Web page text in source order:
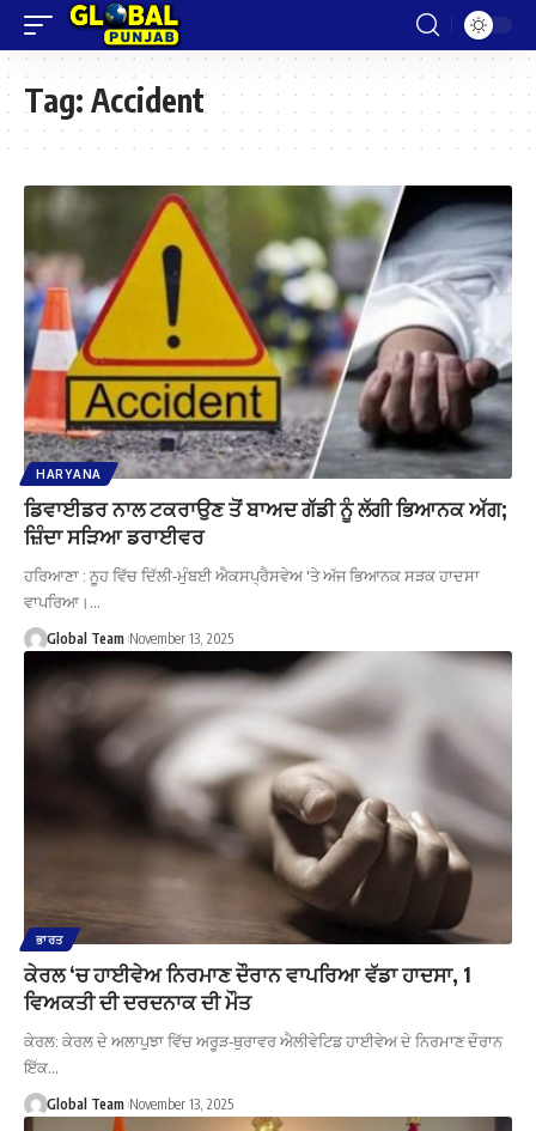
Tag: Accident
HARYANA
ਡਿਵਾਈਡਰ ਨਾਲ ਟਕਰਾਉਣ ਤੋਂ ਬਾਅਦ ਗੱਡੀ ਨੂੰ ਲੱਗੀ ਭਿਆਨਕ ਅੱਗ;
ਜ਼ਿੰਦਾ ਸੜਿਆ ਡਰਾਈਵਰ
ਹਰਿਆਣਾ : ਨੂਹ ਵਿੱਚ ਦਿੱਲੀ-ਮੁੰਬਈ ਐਕਸਪ੍ਰੈਸਵੇਅ 'ਤੇ ਅੱਜ ਭਿਆਨਕ ਸੜਕ ਹਾਦਸਾ
ਵਾਪਰਿਆ।…
Global Team November 13, 2025
ਭਾਰਤ
ਕੇਰਲ ‘ਚ ਹਾਈਵੇਅ ਨਿਰਮਾਣ ਦੌਰਾਨ ਵਾਪਰਿਆ ਵੱਡਾ ਹਾਦਸਾ, 1
ਵਿਅਕਤੀ ਦੀ ਦਰਦਨਾਕ ਦੀ ਮੌਤ
ਕੇਰਲ: ਕੇਰਲ ਦੇ ਅਲਾਪੁਝਾ ਵਿੱਚ ਅਰੂੜ-ਥੁਰਾਵਰ ਐਲੀਵੇਟਿਡ ਹਾਈਵੇਅ ਦੇ ਨਿਰਮਾਣ ਦੌਰਾਨ
ਇੱਕ…
Global Team November 13, 2025